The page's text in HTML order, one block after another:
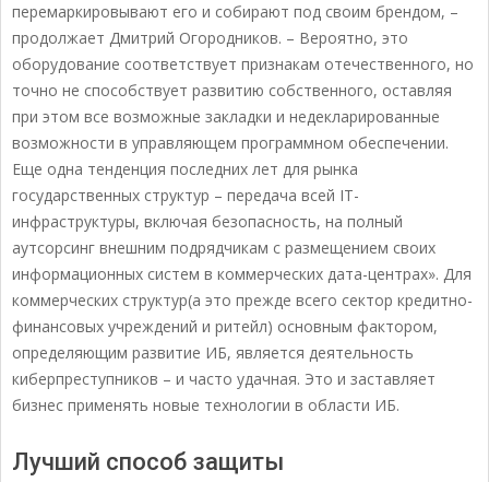
перемаркировывают его и собирают под своим брендом, –
продолжает Дмитрий Огородников. – Вероятно, это
оборудование соответствует признакам отечественного, но
точно не способствует развитию собственного, оставляя
при этом все возможные закладки и недекларированные
возможности в управляющем программном обеспечении.
Еще одна тенденция последних лет для рынка
государственных структур – передача всей IT-
инфраструктуры, включая безопасность, на полный
аутсорсинг внешним подрядчикам с размещением своих
информационных систем в коммерческих дата-центрах». Для
коммерческих структур(а это прежде всего сектор кредитно-
финансовых учреждений и ритейл) основным фактором,
определяющим развитие ИБ, является деятельность
киберпреступников – и часто удачная. Это и заставляет
бизнес применять новые технологии в области ИБ.
Лучший способ защиты